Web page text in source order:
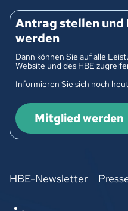
Antrag stellen und
werden
Dann können Sie auf alle
Website und des HBE
Informieren Sie sich noch
Mitglied werden
HBE-Newsletter